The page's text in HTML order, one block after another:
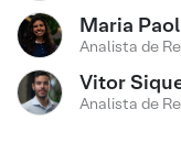
Maria
Analista de
Vitor
Analista de